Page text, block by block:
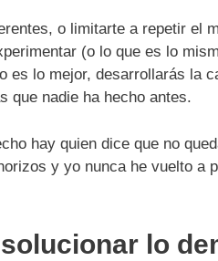
o limitarte a repetir el
(o lo que es lo
lo mejor, desarrollarás la
que nadie ha hecho antes.
hay quien dice que no
y yo nunca he vuelto a
lo